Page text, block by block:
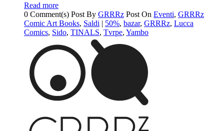
Read more
0 Comment(s) Post By GRRRz Post On Eventi, GRRRz
Comic Art Books, Saldi | 50%, bazar, GRRRz, Lucca
Comics, Sido, TINALS, Tvrpe, Yambo